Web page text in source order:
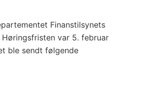
Finanstilsynets
Høringsfristen var 5. februar
ble sendt følgende